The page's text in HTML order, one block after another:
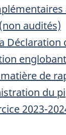
audités)
Déclaration
de
du
2023-